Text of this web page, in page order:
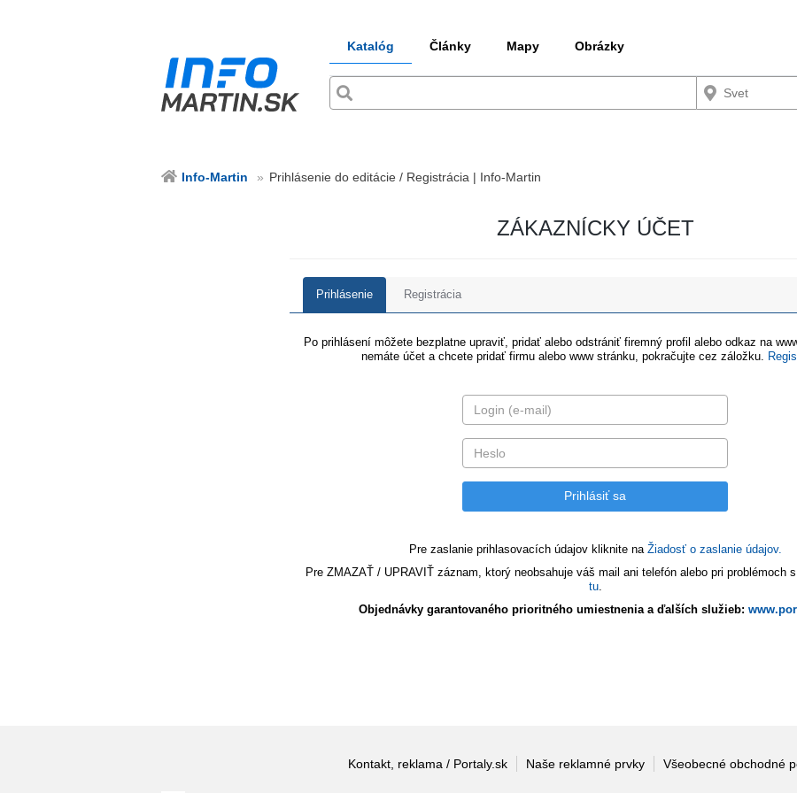
Katalóg Články Mapy Obrázky
Info-Martin Prihlásenie do editácie / Registrácia | Info-Martin
ZÁKAZNÍCKY ÚČET
Prihlásenie Registrácia
Po prihlásení môžete bezplatne upraviť, pridať alebo odstrániť firemný profil alebo odkaz na
nemáte účet a chcete pridať firmu alebo www stránku, pokračujte cez záložku.
Pre zaslanie prihlasovacích údajov kliknite na Žiadosť o zaslanie údajov.
Pre ZMAZAŤ / UPRAVIŤ záznam, ktorý neobsahuje váš mail ani telefón alebo pri problémoch
tu.
Objednávky garantovaného prioritného umiestnenia a ďalších služieb:
Kontakt, reklama / Portaly.sk Naše reklamné prvky Všeobecné obchodné